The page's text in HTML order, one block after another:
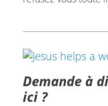
Demande à
ici ?